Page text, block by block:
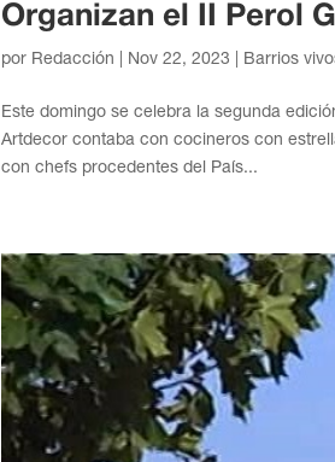
Organizan el II Perol
por Redacción Nov 22, 2023 Barrios
Este domingo se celebra la segunda
Artdecor contaba con cocineros con
con chefs procedentes del País...